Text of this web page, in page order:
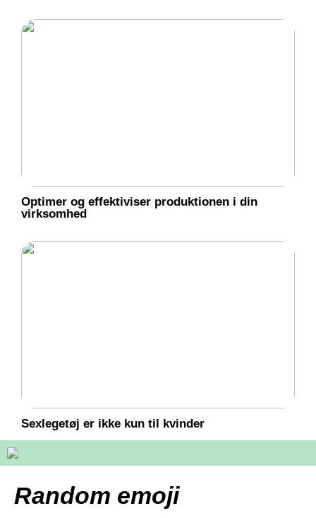
Optimer og effektiviser produktionen i din
virksomhed
Sexlegetøj er ikke kun til kvinder
Random emoji